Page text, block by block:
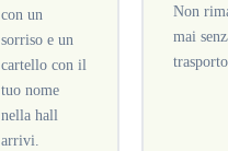
con un
sorriso e un
cartello con il
tuo nome
nella hall
arrivi.
Non
mai